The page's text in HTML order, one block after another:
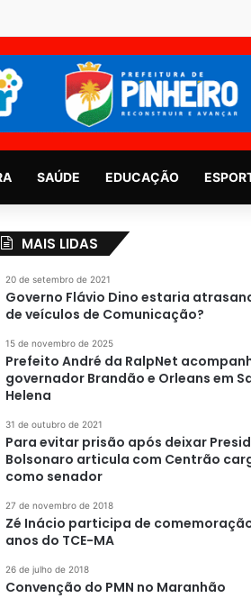
SAÚDE EDUCAÇÃO
MAIS LIDAS
20 de setembro de 2021
Governo Flávio Dino estaria
de veículos de Comunicação?
15 de novembro de 2025
Prefeito André da RalpNet
governador Brandão e Orleans em
Helena
31 de outubro de 2021
Para evitar prisão após deixar
Bolsonaro articula com Centrão
como senador
27 de novembro de 2018
Zé Inácio participa de
anos do TCE-MA
26 de julho de 2018
Convenção do PMN no Maranhão